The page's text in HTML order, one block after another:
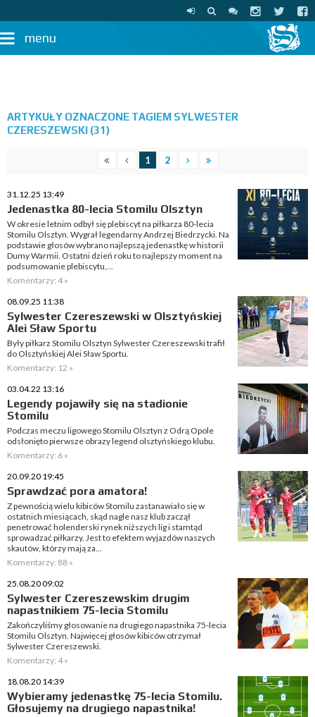
menu
ARTYKUŁY OZNACZONE TAGIEM SYLWESTER
CZERESZEWSKI (31)
1 2
31.12.25 13:49
Jedenastka 80-lecia Stomilu Olsztyn
W okresie letnim odbył się plebiscyt na piłkarza 80-lecia
Stomilu Olsztyn. Wygrał legendarny Andrzej Biedrzycki. Na
podstawie głosów wybrano najlepszą jedenastkę w historii
Dumy Warmii. Ostatni dzień roku to najlepszy moment na
podsumowanie plebiscytu,...
Komentarzy: 4 »
08.09.25 11:38
Sylwester Czereszewski w Olsztyńskiej
Alei Sław Sportu
Były piłkarz Stomilu Olsztyn Sylwester Czereszewski trafił
do Olsztyńskiej Alei Sław Sportu.
Komentarzy: 12 »
03.04.22 13:16
Legendy pojawiły się na stadionie
Stomilu
Podczas meczu ligowego Stomilu Olsztyn z Odrą Opole
odsłonięto pierwsze obrazy legend olsztyńskiego klubu.
Komentarzy: 6 »
20.09.20 19:45
Sprawdzać pora amatora!
Z pewnością wielu kibiców Stomilu zastanawiało się w
ostatnich miesiącach, skąd nagle nasz klub zaczął
penetrować holenderski rynek niższych lig i stamtąd
sprowadzać piłkarzy. Jest to efektem wyjazdów naszych
skautów, którzy mają za...
Komentarzy: 88 »
25.08.20 09:02
Sylwester Czereszewskim drugim
napastnikiem 75-lecia Stomilu
Zakończyliśmy głosowanie na drugiego napastnika 75-lecia
Stomilu Olsztyn. Najwięcej głosów kibiców otrzymał
Sylwester Czereszewski.
Komentarzy: 4 »
18.08.20 14:39
Wybieramy jedenastkę 75-lecia Stomilu.
Głosujemy na drugiego napastnika!